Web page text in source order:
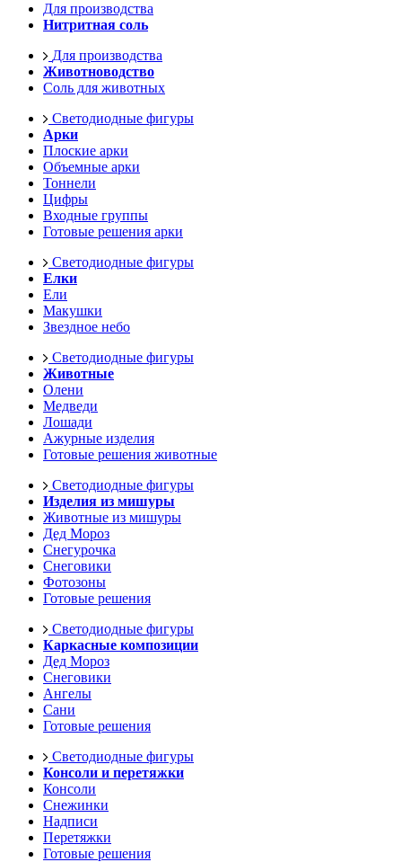
Для производства
Нитритная соль
Для производства
Животноводство
Соль для животных
Светодиодные фигуры
Арки
Плоские арки
Объемные арки
Тоннели
Цифры
Входные группы
Готовые решения арки
Светодиодные фигуры
Елки
Ели
Макушки
Звездное небо
Светодиодные фигуры
Животные
Олени
Медведи
Лошади
Ажурные изделия
Готовые решения животные
Светодиодные фигуры
Изделия из мишуры
Животные из мишуры
Дед Мороз
Снегурочка
Снеговики
Фотозоны
Готовые решения
Светодиодные фигуры
Каркасные композиции
Дед Мороз
Снеговики
Ангелы
Сани
Готовые решения
Светодиодные фигуры
Консоли и перетяжки
Консоли
Снежинки
Надписи
Перетяжки
Готовые решения